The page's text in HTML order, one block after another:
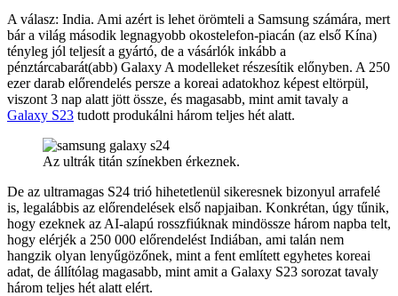
A válasz: India. Ami azért is lehet örömteli a Samsung számára, mert
bár a világ második legnagyobb okostelefon-piacán (az első Kína)
tényleg jól teljesít a gyártó, de a vásárlók inkább a
pénztárcabarát(abb) Galaxy A modelleket részesítik előnyben. A 250
ezer darab előrendelés persze a koreai adatokhoz képest eltörpül,
viszont 3 nap alatt jött össze, és magasabb, mint amit tavaly a
Galaxy S23 tudott produkálni három teljes hét alatt.
Az ultrák titán színekben érkeznek.
De az ultramagas S24 trió hihetetlenül sikeresnek bizonyul arrafelé
is, legalábbis az előrendelések első napjaiban. Konkrétan, úgy tűnik,
hogy ezeknek az AI-alapú rosszfiúknak mindössze három napba telt,
hogy elérjék a 250 000 előrendelést Indiában, ami talán nem
hangzik olyan lenyűgözőnek, mint a fent említett egyhetes koreai
adat, de állítólag magasabb, mint amit a Galaxy S23 sorozat tavaly
három teljes hét alatt elért.